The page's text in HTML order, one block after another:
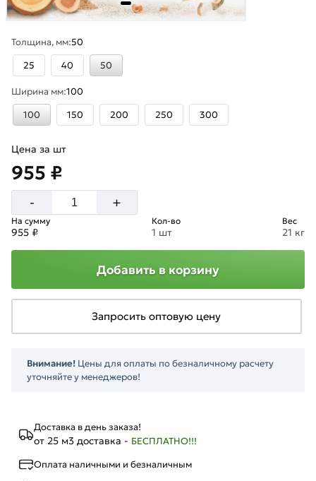
Толщина, мм:50
25
40 50
Ширина мм:100
100
150 200 250 300
Доставка в день заказа!
от 25 м3 доставка - БЕСПЛАТНО!!!
Оплата наличными и безналичным
Цена за шт
955 ₽
- +
На сумму
955 ₽
Кол-во
1 шт
Вес
21 кг
Добавить в корзину
Запросить оптовую цену
Внимание! Цены для оплаты по безналичному расчету
уточняйте у менеджеров!